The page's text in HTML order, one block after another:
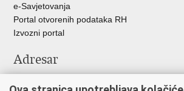
e-Savjetovanja
Portal otvorenih podataka RH
Izvozni portal
Adresar